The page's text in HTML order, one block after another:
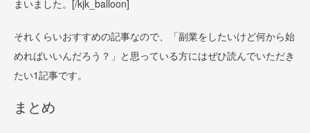
まいました。 [/kjk_balloon]
それくらいおすすめの記事なので、「副業をしたいけど何から始
めればいいんだろう？」と思っている方にはぜひ読んでいただき
たい1記事です。
まとめ